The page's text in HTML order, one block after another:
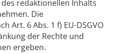
redaktionellen Inhalts
Die
Art. 6 Abs. 1 f) EU-DSGVO
der Rechte und
ergeben.